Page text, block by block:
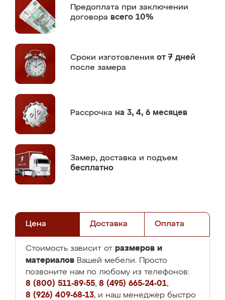
Предоплата при заключении
договора всего 10%
Сроки изготовления от 7 дней
после замера
Рассрочка на 3, 4, 6 месяцев
Замер, доставка и подъем
бесплатно
Цена Доставка Оплата
Стоимость зависит от размеров и
материалов Вашей мебели. Просто
позвоните нам по любому из телефонов:
8 (800) 511-89-55, 8 (495) 665-24-01,
8 (926) 409-68-13, и наш менеджер быстро